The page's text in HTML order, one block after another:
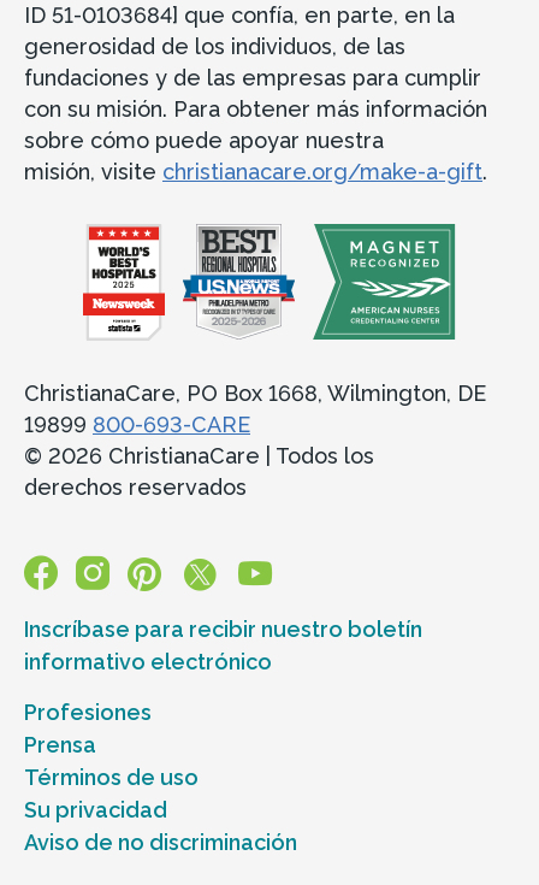
ID 51-0103684] que confía, en parte, en la
generosidad de los individuos, de las
fundaciones y de las empresas para cumplir
con su misión. Para obtener más información
sobre cómo puede apoyar nuestra
misión, visite christianacare.org/make-a-gift.
ChristianaCare, PO Box 1668, Wilmington, DE
19899 800-693-CARE
© 2026 ChristianaCare | Todos los
derechos reservados
Inscríbase para recibir nuestro boletín
informativo electrónico
Profesiones
Prensa
Términos de uso
Su privacidad
Aviso de no discriminación